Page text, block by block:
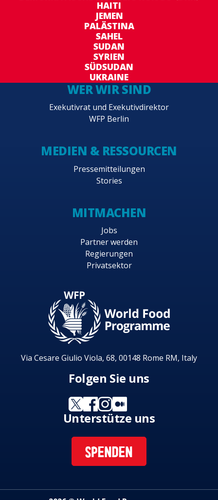
HAITI
JEMEN
PALÄSTINA
SAHEL
SUDAN
SYRIEN
SÜDSUDAN
UKRAINE
WER WIR SIND
Exekutivrat und Exekutivdirektor
WFP Berlin
MEDIEN & RESSOURCEN
Pressemitteilungen
Stories
MITMACHEN
Jobs
Partner werden
Regierungen
Privatsektor
Via Cesare Giulio Viola, 68, 00148 Rome RM, Italy
Folgen Sie uns
Unterstütze uns
SPENDEN